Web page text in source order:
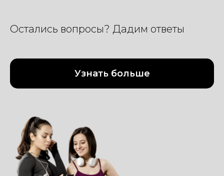
Остались вопросы? Дадим ответы
Узнать больше